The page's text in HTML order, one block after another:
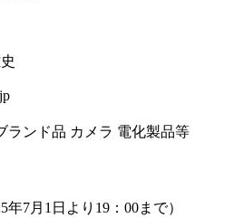
ランド品 カメラ 電化製品等
年7月1日より19：00まで）